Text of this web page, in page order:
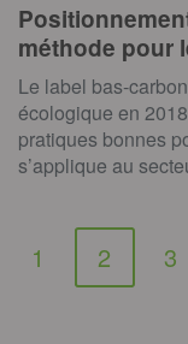
méthode pour
Le label bas-
écologique en
pratiques bonnes
s’applique au
1 2 3